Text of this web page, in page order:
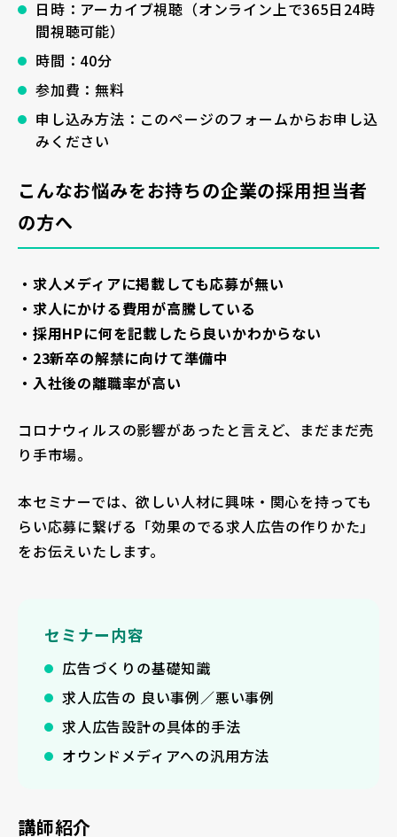
日時：アーカイブ視聴（オンライン上で365日24時
間視聴可能）
時間：40分
参加費：無料
申し込み方法：このページのフォームからお申し込
みください
こんなお悩みをお持ちの企業の採用担当者
の方へ
・求人メディアに掲載しても応募が無い
・求人にかける費用が高騰している
・採用HPに何を記載したら良いかわからない
・23新卒の解禁に向けて準備中
・入社後の離職率が高い
コロナウィルスの影響があったと言えど、まだまだ売
り手市場。
本セミナーでは、欲しい人材に興味・関心を持っても
らい応募に繋げる「効果のでる求人広告の作りかた」
をお伝えいたします。
セミナー内容
広告づくりの基礎知識
求人広告の 良い事例／悪い事例
求人広告設計の具体的手法
オウンドメディアへの汎用方法
講師紹介